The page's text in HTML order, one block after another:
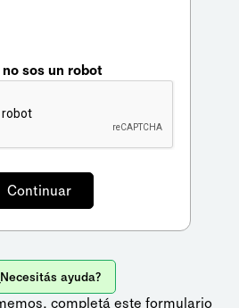
sos un robot
ayuda?
completá este formulario